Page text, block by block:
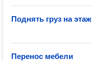
Поднять груз на этаж
Перенос мебели